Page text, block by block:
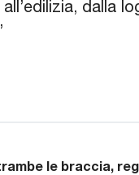
dalla
le braccia,